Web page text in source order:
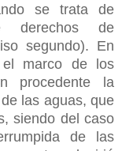
se trata de
derechos de
segundo). En
marco de los
procedente la
las aguas, que
siendo del caso
de las